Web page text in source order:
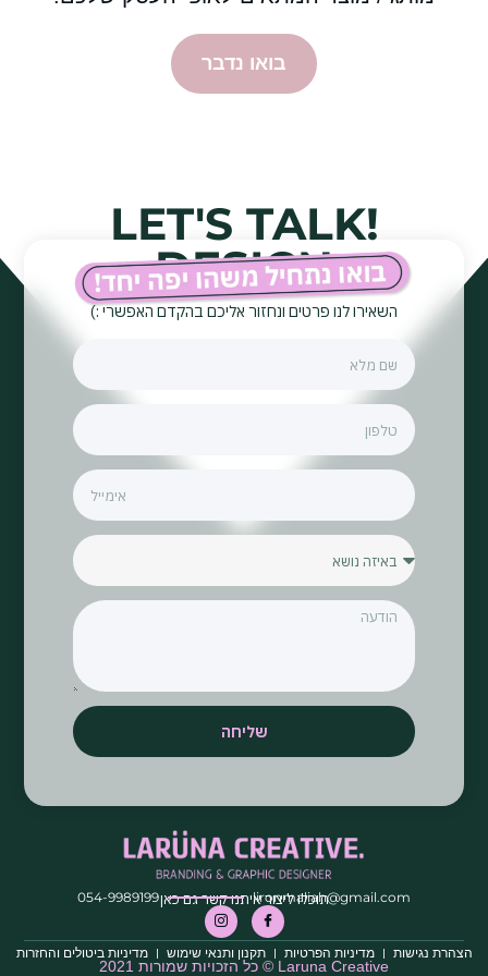
בואו נדבר
!LET'S TALK
DESIGN
השאירו לנו פרטים ונחזור אליכם בהקדם האפשרי :)
שליחה
תוכלו ליצור איתנו קשר גם כאןlironmaliah@gmail.com
054-9989199
הצהרת נגישות מדיניות הפרטיות תקנון ותנאי שימוש מדיניות ביטולים והחזרות
Laruna Creative © כל הזכויות שמורות 2021